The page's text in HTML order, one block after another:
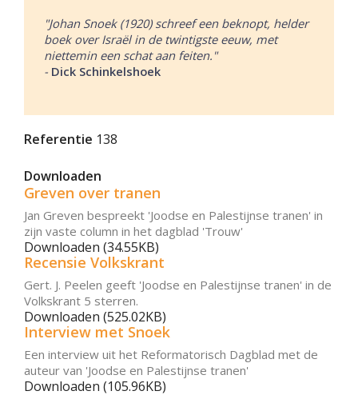
"Johan Snoek (1920) schreef een beknopt, helder
boek over Israël in de twintigste eeuw, met
niettemin een schat aan feiten."
- Dick Schinkelshoek
Referentie 138
Downloaden
Greven over tranen
Jan Greven bespreekt 'Joodse en Palestijnse tranen' in
zijn vaste column in het dagblad 'Trouw'
Downloaden (34.55KB)
Recensie Volkskrant
Gert. J. Peelen geeft 'Joodse en Palestijnse tranen' in de
Volkskrant 5 sterren.
Downloaden (525.02KB)
Interview met Snoek
Een interview uit het Reformatorisch Dagblad met de
auteur van 'Joodse en Palestijnse tranen'
Downloaden (105.96KB)